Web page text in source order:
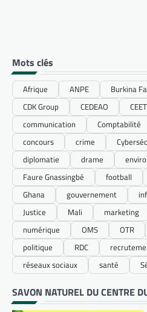
Mots clés
Afrique ANPE Burkina
CDK Group
CEDEAO CEET
communication
Comptabilité
concours
crime
diplomatie
drame
Faure Gnassingbé
football
Ghana
gouvernement
Justice
Mali marketing
numérique
OMS OTR
politique
RDC
réseaux sociaux
santé
SAVON NATUREL DU CENTRE